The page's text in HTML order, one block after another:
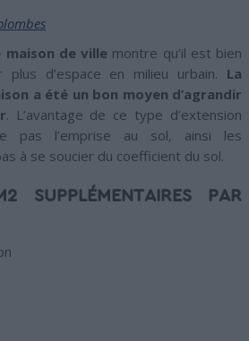
de ville montre qu’il est bien
d’espace en milieu urbain. La
a été un bon moyen d’agrandir
. L’avantage de ce type d’extension
pas l’emprise au sol, ainsi les
à se soucier du coefficient du sol.
SUPPLÉMENTAIRES PAR